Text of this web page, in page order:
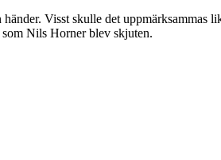
Visst skulle det uppmärksammas
Nils Horner blev skjuten.